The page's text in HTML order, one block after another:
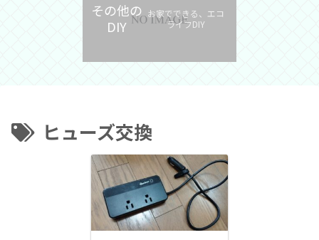
その他の
DIY
お家でできる、エコ
ライフDIY
ヒューズ交換